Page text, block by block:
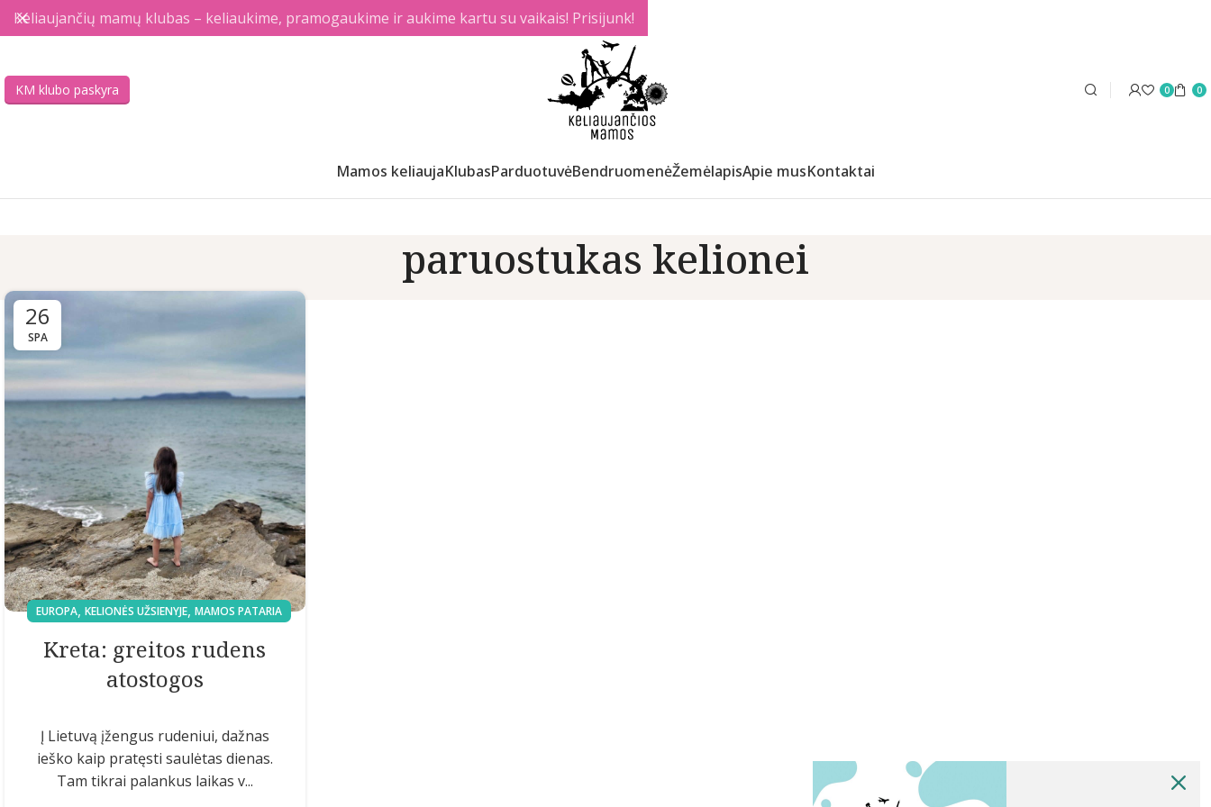
KM klubo paskyra 0 0
Mamos keliaujaKlubasParduotuvėBendruomenėŽemėlapisApie musKontaktai
paruostukas kelionei
26
SPA
EUROPA, KELIONĖS UŽSIENYJE, MAMOS PATARIA
Kreta: greitos rudens
atostogos
Į Lietuvą įžengus rudeniui, dažnas
ieško kaip pratęsti saulėtas dienas.
Tam tikrai palankus laikas v...
Keliaujančių mamų klubas – keliaukime, pramogaukime ir aukime kartu su vaikais! Prisijunk!